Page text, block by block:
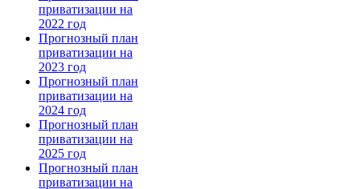
приватизации на
2022 год
Прогнозный план
приватизации на
2023 год
Прогнозный план
приватизации на
2024 год
Прогнозный план
приватизации на
2025 год
Прогнозный план
приватизации на